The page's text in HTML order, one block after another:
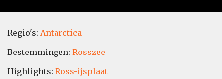
Regio's: Antarctica
Bestemmingen: Rosszee
Highlights: Ross-ijsplaat